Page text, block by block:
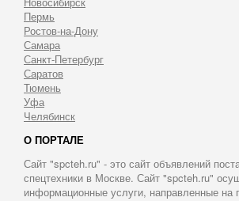
Пермь
Ростов-на-Дону
Самара
Санкт-Петербург
Саратов
Тюмень
Уфа
Челябинск
О ПОРТАЛЕ
Сайт "spcteh.ru" - это сайт объявлений
спецтехники в Москве. Сайт "spcteh.ru"
информационные услуги, направленные на